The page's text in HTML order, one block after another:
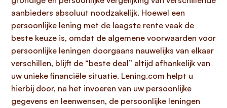
aanbieders absoluut noodzakelijk. Hoewel een
persoonlijke lening met de laagste rente vaak de
beste keuze is, omdat de algemene voorwaarden voor
persoonlijke leningen doorgaans nauwelijks van elkaar
verschillen, blijft de “beste deal” altijd afhankelijk van
uw unieke financiële situatie. Lening.com helpt u
hierbij door, na het invoeren van uw persoonlijke
gegevens en leenwensen, de persoonlijke leningen